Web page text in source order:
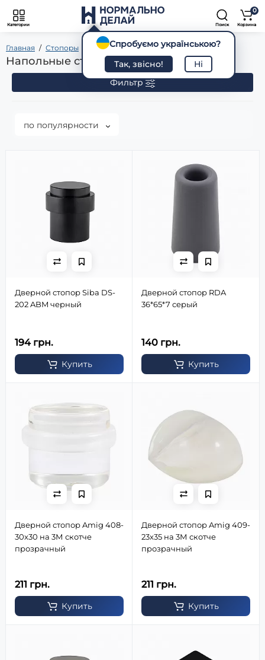
Категории Поиск
0
Корзина
Главная Стопоры Напольные
Напольные стопоры
Фильтр
по популярности
Дверной стопор Siba DS-
202 ABM черный
194 грн.
Купить
Дверной стопор RDA
36*65*7 серый
140 грн.
Купить
Дверной стопор Amig 408-
30х30 на 3М скотче
прозрачный
211 грн.
Купить
Дверной стопор Amig 409-
23х35 на 3М скотче
прозрачный
211 грн.
Купить
Спробуємо українською?
Так, звісно!
Ні